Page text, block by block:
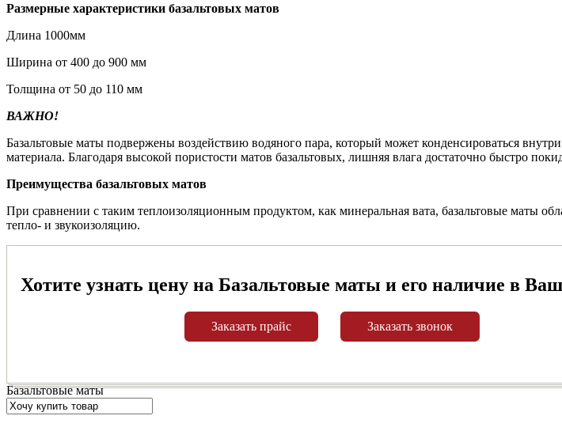
Размерные характеристики базальтовых матов
Длина 1000мм
Ширина от 400 до 900 мм
Толщина от 50 до 110 мм
ВАЖНО!
Базальтовые маты подвержены воздействию водяного пара, который может конденсироваться
материала. Благодаря высокой пористости матов базальтовых, лишняя влага достаточно быстро
Преимущества базальтовых матов
При сравнении с таким теплоизоляционным продуктом, как минеральная вата, базальтовые маты
тепло- и звукоизоляцию.
Хотите узнать цену на Базальтовые маты и его наличие в
Заказать прайс Заказать звонок
Базальтовые маты